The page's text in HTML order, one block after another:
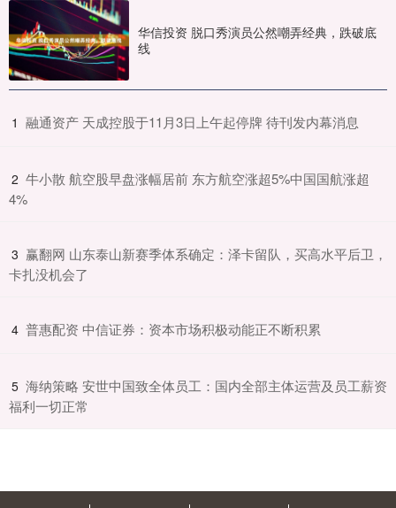
华信投资 脱口秀演员公然嘲弄经典，跌破底
线
1 ​融通资产 天成控股于11月3日上午起停牌 待刊发内幕消息
2 ​牛小散 航空股早盘涨幅居前 东方航空涨超5%中国国航涨超
4%
3 ​赢翻网 山东泰山新赛季体系确定：泽卡留队，买高水平后卫，
卡扎没机会了
4 ​普惠配资 中信证券：资本市场积极动能正不断积累
5 ​海纳策略 安世中国致全体员工：国内全部主体运营及员工薪资
福利一切正常